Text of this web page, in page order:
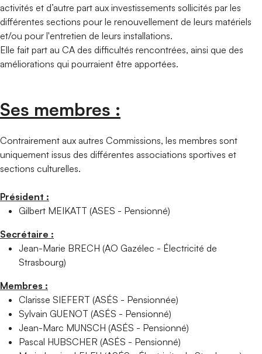
activités et d’autre part aux investissements sollicités par les
différentes sections pour le renouvellement de leurs matériels
et/ou pour l'entretien de leurs installations.
Elle fait part au CA des difficultés rencontrées, ainsi que des
améliorations qui pourraient être apportées.
Ses membres :
Contrairement aux autres Commissions, les membres sont
uniquement issus des différentes associations sportives et
sections culturelles.
Président :
Gilbert MEIKATT (ASES - Pensionné)
Secrétaire :
Jean-Marie BRECH (AO Gazélec - Électricité de
Strasbourg)
Membres :
Clarisse SIEFERT (ASÉS - Pensionnée)
Sylvain GUENOT (ASÉS - Pensionné)
Jean-Marc MUNSCH (ASÉS - Pensionné)
Pascal HUBSCHER (ASÉS - Pensionné)